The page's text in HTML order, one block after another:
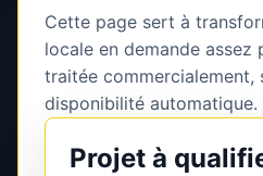
Cette page sert à
locale en demande assez
traitée commercialement,
disponibilité automatique.
Projet à